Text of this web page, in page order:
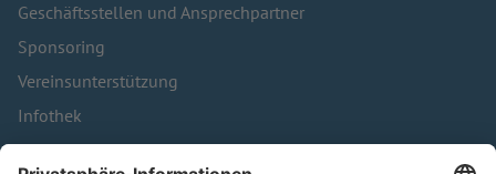
Geschäftsstellen und Ansprechpartner
Sponsoring
Vereinsunterstützung
Infothek
Kontakt